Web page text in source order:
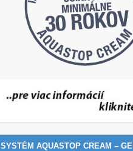
SYSTÉM AQUASTOP CREAM –